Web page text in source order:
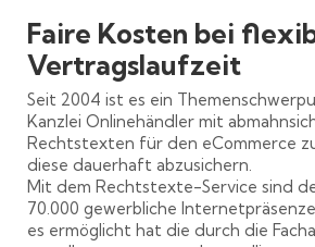
Faire Kosten bei
Vertragslaufzeit
Seit 2004 ist es ein
Kanzlei Onlinehändler mit
Rechtstexten für den eCommerce
diese dauerhaft abzusichern.
Mit dem Rechtstexte-Service sind
70.000 gewerbliche
es ermöglicht hat die durch die